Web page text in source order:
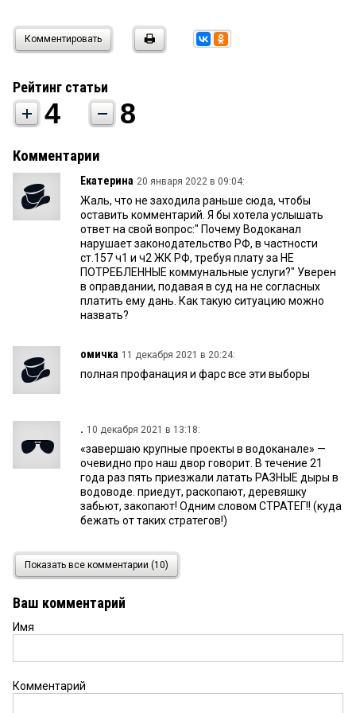
Комментировать
Рейтинг статьи
4 8
Комментарии
Екатерина 20 января 2022 в 09:04:
Жаль, что не заходила раньше сюда, чтобы
оставить комментарий. Я бы хотела услышать
ответ на свой вопрос:" Почему Водоканал
нарушает законодательство РФ, в частности
ст.157 ч1 и ч2 ЖК РФ, требуя плату за НЕ
ПОТРЕБЛЕННЫЕ коммунальные услуги?" Уверен
в оправдании, подавая в суд на не согласных
платить ему дань. Как такую ситуацию можно
назвать?
омичка 11 декабря 2021 в 20:24:
полная профанация и фарс все эти выборы
. 10 декабря 2021 в 13:18:
«завершаю крупные проекты в водоканале» —
очевидно про наш двор говорит. В течение 21
года раз пять приезжали латать РАЗНЫЕ дыры в
водоводе. приедут, раскопают, деревяшку
забьют, закопают! Одним словом СТРАТЕГ!! (куда
бежать от таких стратегов!)
10 декабря 2021 в 13:02:
Почему кучка непонятных людей из какой то
будет их руководителем? Абсурдом попахивает
елена 10 декабря 2021 в 11:56:
Очередной птенец гнезда Л.К. Полежаева...
Браво, Леонид Константинович!
Показать все комментарии (10)
Ваш комментарий
Имя
Комментарий